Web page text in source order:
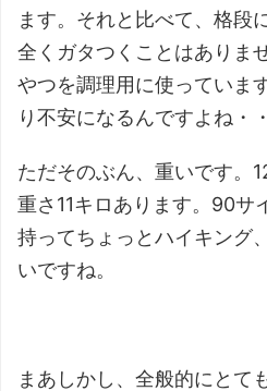
ます。それと比べて、格段
全くガタつくことはありま
やつを調理用に使っていま
り不安になるんですよね・
ただそのぶん、重いです。
重さ11キロあります。90サ
持ってちょっとハイキング
いですね。
まあしかし、全般的にとて